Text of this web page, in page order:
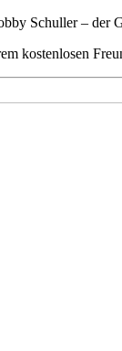
Schuller – der
kostenlosen